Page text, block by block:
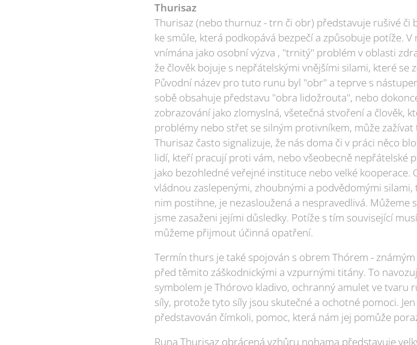
Thurisaz
Thurisaz (nebo thurnuz - trn či obr) představuje rušivé či
ke smůle, která podkopává bezpečí a způsobuje potíže.
vnímána jako osobní výzva , "trnitý" problém v oblasti
že člověk bojuje s nepřátelskými vnějšími silami, které
Původní název pro tuto runu byl "obr" a teprve s
sobě obsahuje představu "obra lidožrouta", nebo
zobrazování jako zlomyslná, všetečná stvoření a člověk,
problémy nebo střet se silným protivníkem, může
Thurisaz často signalizuje, že nás doma či v práci něco
lidí, kteří pracují proti vám, nebo všeobecně nepřátelské
jako bezohledné veřejné instituce nebo velké
vládnou zaslepenými, zhoubnými a podvědomými
nim postihne, je nezasloužená a nespravedlivá. Můžeme
jsme zasaženi jejími důsledky. Potíže s tím související
můžeme přijmout účinná opatření.
Termín thurs je také spojován s obrem Thórem -
před těmito záškodnickými a vzpurnými titány. To
symbolem je Thórovo kladivo, ochranný amulet ve tvaru
síly, protože tyto síly jsou skutečné a ochotné pomoci.
představován čímkoli, pomoc, která nám jej pomůže
Runa Thurisaz obrácená vzhůru nohama představuje